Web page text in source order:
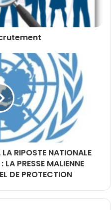
RIPOSTE NATIONALE
PRESSE MALIENNE
DE PROTECTION